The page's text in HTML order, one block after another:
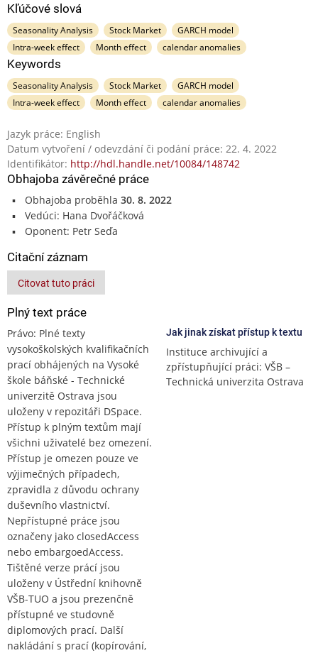
Kľúčové slová
Seasonality Analysis Stock Market
GARCH model
Intra-week effect
Month effect calendar anomalies
Keywords
Seasonality Analysis Stock Market
GARCH model
Intra-week effect
Month effect calendar anomalies
Jazyk práce: English
Datum vytvoření / odevzdání či podání práce: 22. 4. 2022
Identifikátor: http://hdl.handle.net/10084/148742
Obhajoba závěrečné práce
Obhajoba proběhla 30. 8. 2022
Vedúci: Hana Dvořáčková
Oponent: Petr Seďa
Citační záznam
Citovat tuto práci
Plný text práce
Právo: Plné texty
vysokoškolských kvalifikačních
prací obhájených na Vysoké
škole báňské - Technické
univerzitě Ostrava jsou
uloženy v repozitáři DSpace.
Přístup k plným textům mají
všichni uživatelé bez omezení.
Přístup je omezen pouze ve
výjimečných případech,
zpravidla z důvodu ochrany
duševního vlastnictví.
Nepřístupné práce jsou
označeny jako closedAccess
nebo embargoedAccess.
Tištěné verze prácí jsou
uloženy v Ústřední knihovně
VŠB-TUO a jsou prezenčně
přístupné ve studovně
diplomových prací. Další
nakládání s prací (kopírování,
Jak jinak získat přístup k textu
Instituce archivující a
zpřístupňující práci: VŠB –
Technická univerzita Ostrava